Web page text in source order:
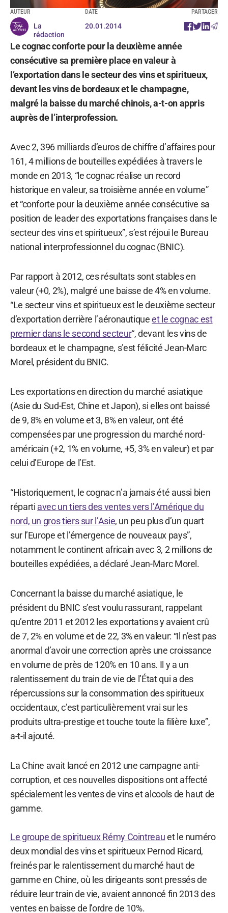
AUTEUR
La
rédaction
DATE
20.01.2014
PARTAGER
Le cognac conforte pour la deuxième année
consécutive sa première place en valeur à
l’exportation dans le secteur des vins et spiritueux,
devant les vins de bordeaux et le champagne,
malgré la baisse du marché chinois, a-t-on appris
auprès de l’interprofession.
Avec 2, 396 milliards d’euros de chiffre d’affaires pour
161, 4 millions de bouteilles expédiées à travers le
monde en 2013, “le cognac réalise un record
historique en valeur, sa troisième année en volume”
et “conforte pour la deuxième année consécutive sa
position de leader des exportations françaises dans le
secteur des vins et spiritueux”, s’est réjoui le Bureau
national interprofessionnel du cognac (BNIC).
Par rapport à 2012, ces résultats sont stables en
valeur (+0, 2%), malgré une baisse de 4% en volume.
“Le secteur vins et spiritueux est le deuxième secteur
d’exportation derrière l’aéronautiqueet le cognac est
premier dans le second secteur“, devant les vins de
bordeaux et le champagne, s’est félicité Jean-Marc
Morel, président du BNIC.
Les exportations en direction du marché asiatique
(Asie du Sud-Est, Chine et Japon), si elles ont baissé
de 9, 8% en volume et 3, 8% en valeur, ont été
compensées par une progression du marché nord-
américain (+2, 1% en volume, +5, 3% en valeur) et par
celui d’Europe de l’Est.
“Historiquement, le cognac n’a jamais été aussi bien
réparti avec un tiers des ventes vers l’Amérique du
nord, un gros tiers sur l’Asie, un peu plus d’un quart
sur l’Europe et l’émergence de nouveaux pays”,
notamment le continent africain avec 3, 2 millions de
bouteilles expédiées, a déclaré Jean-Marc Morel.
Concernant la baisse du marché asiatique, le
président du BNIC s’est voulu rassurant, rappelant
qu’entre 2011 et 2012 les exportations y avaient crû
de 7, 2% en volume et de 22, 3% en valeur: “Il n’est pas
anormal d’avoir une correction après une croissance
en volume de près de 120% en 10 ans. Il y a un
ralentissement du train de vie de l’État qui a des
répercussions sur la consommation des spiritueux
occidentaux, c’est particulièrement vrai sur les
produits ultra-prestige et touche toute la filière luxe”,
a-t-il ajouté.
La Chine avait lancé en 2012 une campagne anti-
corruption, et ces nouvelles dispositions ont affecté
spécialement les ventes de vins et alcools de haut de
gamme.
Le groupe de spiritueux Rémy Cointreauet le numéro
deux mondial des vins et spiritueux Pernod Ricard,
freinés par le ralentissement du marché haut de
gamme en Chine, où les dirigeants sont pressés de
réduire leur train de vie, avaient annoncé fin 2013 des
ventes en baisse de l’ordre de 10%.